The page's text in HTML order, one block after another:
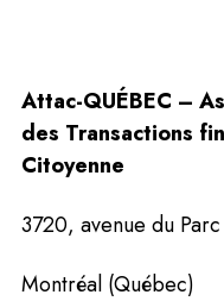
Attac-QUÉBEC –
des Transactions
Citoyenne
3720, avenue du Parc
Montréal (Québec)